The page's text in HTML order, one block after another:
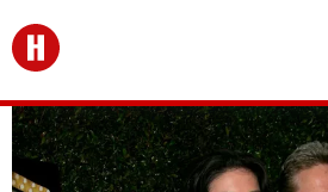
Перейти на главную